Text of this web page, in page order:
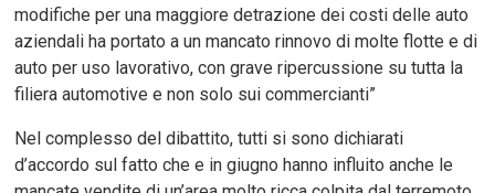
modifiche per una maggiore detrazione dei costi delle auto
aziendali ha portato a un mancato rinnovo di molte flotte e di
auto per uso lavorativo, con grave ripercussione su tutta la
filiera automotive e non solo sui commercianti”
Nel complesso del dibattito, tutti si sono dichiarati
d’accordo sul fatto che e in giugno hanno influito anche le